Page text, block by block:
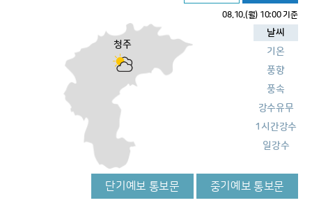
08.10.(월) 10:00 기준
날씨
기온
풍향
풍속
강수유무
1시간강수
일강수
청주
단기예보 통보문 중기예보 통보문